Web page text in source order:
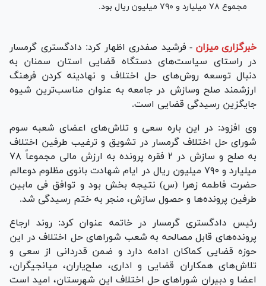
مجموع ۷۸ میلیارد و ۷۹۰ میلیون ریال بود.
خبرگزاری میزان - فرشید صفدری اظهار کرد: دادگستری گرمسار
در راستای سیاست‌های دستگاه قضایی استان سمنان به
دنبال توسعه روش‌های حل اختلاف و نهادینه کردن فرهنگ
ارزشمند صلح وسازش در جامعه به عنوان مناسب‌ترین شیوه
جایگزین رسیدگی قضایی است.
وی افزود: در این باره سعی و تلاش‌های اعضای شعبه سوم
شورای حل اختلاف گرمسار در تشویق و ترغیب طرفین اختلاف
به صلح و سازش در ۲ فقره پرونده به ارزش مالی مجموعاً ۷۸
میلیارد و ۷۹۰ میلیون ریال در ایام شهادت بانوی مظلوم دوعالم
حضرت فاطمه زهرا (س) نتیجه بخش بود و توافق فی مابین
طرفین پرونده‌ها و حصول سازش، منجر به ختم رسیدگی شد.
رئیس دادگستری گرمسار در خاتمه عنوان کرد: روند ارجاع
پرونده‌های قابل مصالحه به شعب شورا‌های حل اختلاف در این
حوزه قضایی کماکان ادامه دارد و ضمن قدردانی از سعی و
تلاش‌های همکاران قضایی و اداری، صلح‌یاران، میانجیگران،
اعضا و دبیران شورا‌های حل اختلاف این شهرستان، امید است